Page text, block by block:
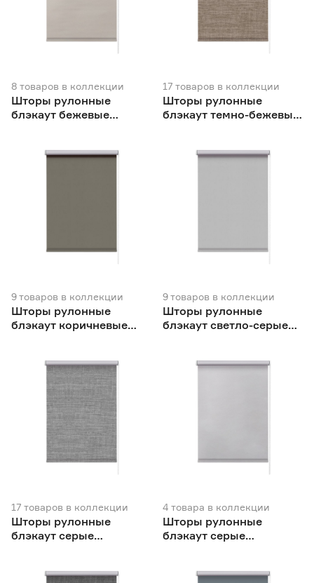
8 товаров в коллекции
Шторы рулонные
блэкаут бежевые
17 товаров в коллекции
Шторы рулонные
блэкаут темно-бежевые
9товаров в коллекции
Шторы рулонные
блэкаут коричневые
9товаров в коллекции
Шторы рулонные
блэкаут светло-серые
17 товаров в коллекции
Шторы рулонные
блэкаут серые
4 товара в коллекции
Шторы рулонные
блэкаут серые